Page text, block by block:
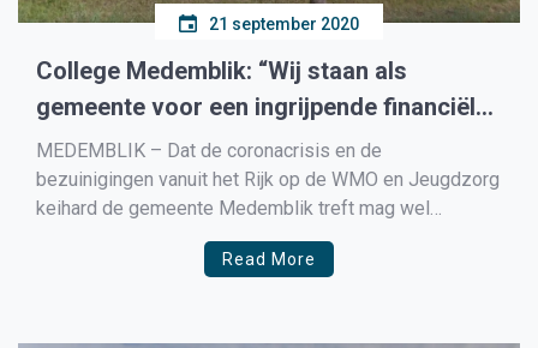
21 september 2020
College Medemblik: “Wij staan als
gemeente voor een ingrijpende financiële
opgave”
MEDEMBLIK – Dat de coronacrisis en de
bezuinigingen vanuit het Rijk op de WMO en Jeugdzorg
keihard de gemeente Medemblik treft mag wel
duidelijk zijn. Door al deze problemen ziet het college
geen kans om de begroting voor 2021-2024 aan de
Read More